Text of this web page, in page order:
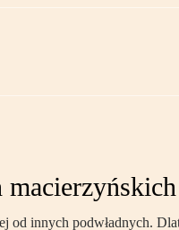
innych podwładnych.